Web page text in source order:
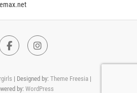
FacebookInstagram
| Designed by: Theme Freesia|
by: WordPress